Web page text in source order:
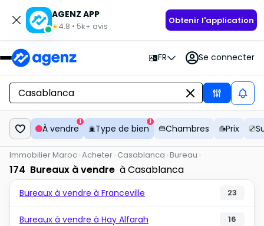
AGENZ APP
★4.8 • 5k+ avis
Obtenir l'application
FR Se connecter
À vendre
1
Type de bien
1
Chambres Prix
Immobilier Maroc Acheter Casablanca Bureau
174 Bureaux à vendre à Casablanca
Bureaux à vendre à Franceville 23
Bureaux à vendre à Hay Alfarah 16